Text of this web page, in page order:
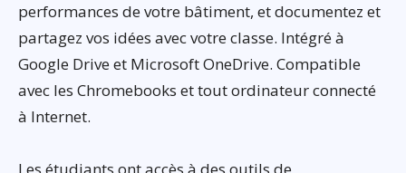
performances de votre bâtiment, et documentez et
partagez vos idées avec votre classe. Intégré à
Google Drive et Microsoft OneDrive. Compatible
avec les Chromebooks et tout ordinateur connecté
à Internet.